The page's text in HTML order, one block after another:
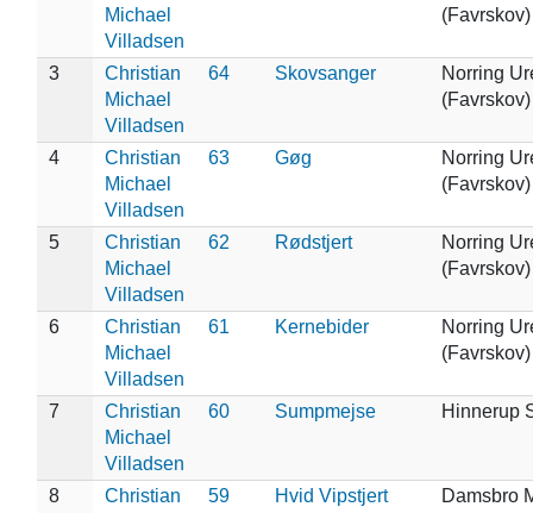
Michael
Villadsen
(Favrskov)
3
Christian
Michael
Villadsen
64 Skovsanger
Norring
(Favrskov)
4
Christian
Michael
Villadsen
63 Gøg
Norring
(Favrskov)
5
Christian
Michael
Villadsen
62 Rødstjert
Norring
(Favrskov)
6
Christian
Michael
Villadsen
61 Kernebider
Norring
(Favrskov)
7
Christian
Michael
Villadsen
60 Sumpmejse Hinnerup
8
Christian
59 Hvid Vipstjert Damsbro